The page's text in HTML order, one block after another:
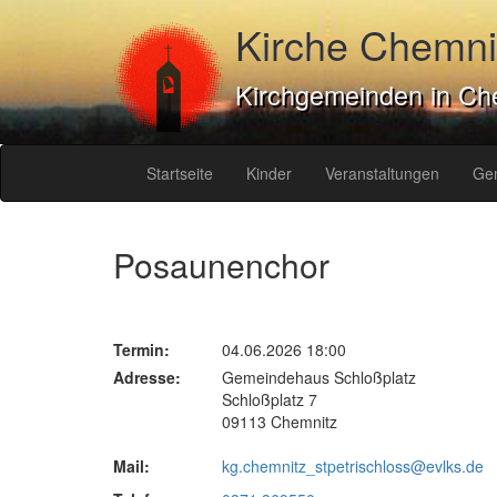
Kirche
Kirchgemeinden in
Startseite Kinder Veranstaltungen
Posaunenchor
Termin:
04.06.2026 18:00
Adresse:
Gemeindehaus Schloßplatz
Schloßplatz 7
09113 Chemnitz
Mail:
kg.chemnitz_stpetrischloss@evlks.de